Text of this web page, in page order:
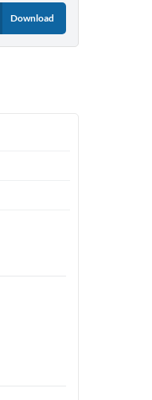
Download